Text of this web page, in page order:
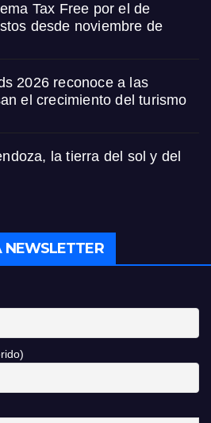
Tax Free por el de
desde noviembre de
2026 reconoce a las
el crecimiento del turismo
la tierra del sol y del
NEWSLETTER